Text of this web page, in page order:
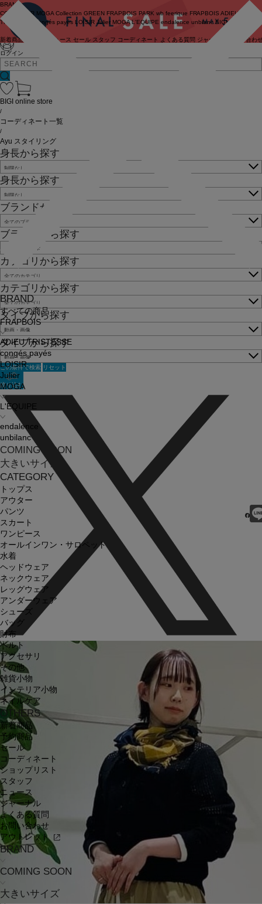
ログイン
BRAND
COUTURIER MOGA Collection GREEN FRAPBOIS PARK wb feerique FRAPBOIS ADIEU
TRISTESSE
congés payés LOISIR Julier MOGA L'EQUIPE endalence unbilanc BIGI online store
新着商品 ニュース セール スタッフ コーディネート よくある質問 ジャーナル お問い合わ
BRAND
すべての商品
FRAPBOIS
ADIEU TRISTESSE
congés payés
LOISIR
Julier
MOGA
L'EQUIPE
endalence
unbilanc
COMING SOON
大きいサイズ
CATEGORY
トップス
アウター
パンツ
スカート
ワンピース
オールインワン・サロペット
水着
ヘッドウェア
ネックウェア
レッグウェア
アンダーウェア
シューズ
バッグ
財布
ベルト
アクセサリ
その他
雑貨小物
インテリア小物
ネイルケア
OTHERS
新着商品
予約商品
セール
コーディネート
ショップリスト
スタッフ
ニュース
ジャーナル
よくある質問
お問い合わせ
アウトレット
BRAND
COMING SOON
大きいサイズ
BIGI online store
/
コーディネート一覧
/
Ayu スタイリング
身長から探す
身長から探す
ブランドから探す
ブランドから探す
カテゴリから探す
カテゴリから探す
タイプから探す
タイプから探す
この条件で検索 リセット
絞り込む